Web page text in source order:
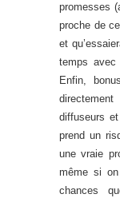
promesses
proche de
et
temps
Enfin,
diffuseurs
prend un
une vraie
même si
chances